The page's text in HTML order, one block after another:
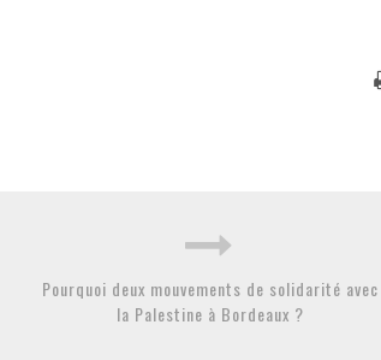
Pourquoi deux mouvements de solidarité avec
la Palestine à Bordeaux ?